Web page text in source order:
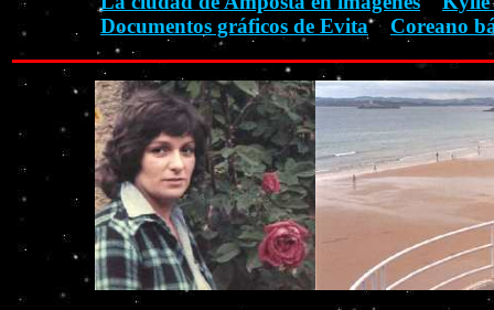
Documentos gráficos de Evita
Coreano